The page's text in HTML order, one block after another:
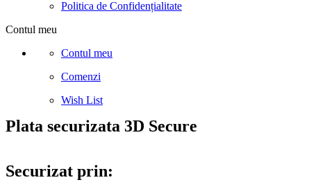
Politica de Confidențialitate
Contul meu
Contul meu
Comenzi
Wish List
Plata securizata 3D Secure
Securizat prin: